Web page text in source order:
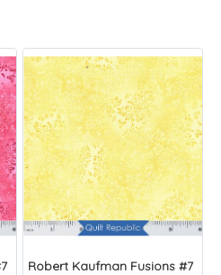
BlushRobert Kaufman Fusions #7